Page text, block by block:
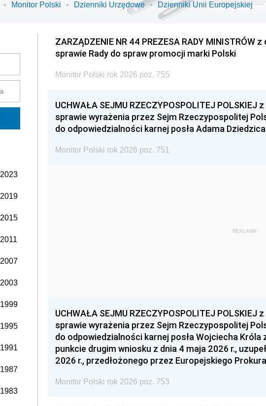
Monitor Polski Dzienniki Urzędowe Dzienniki Unii Europejskiej
2023
2019
2015
2011
2007
2003
1999
1995
1991
1987
1983
ZARZĄDZENIE NR 44 PREZESA RADY MINISTRÓW
sprawie Rady do spraw promocji marki Polski
Monitor Polski rok 2026 poz. 755
UCHWAŁA SEJMU RZECZYPOSPOLITEJ POLSKIEJ
sprawie wyrażenia przez Sejm Rzeczypospolitej
do odpowiedzialności karnej posła Adama Dziedzica
Monitor Polski rok 2026 poz. 751
REKLAMA
UCHWAŁA SEJMU RZECZYPOSPOLITEJ POLSKIEJ
sprawie wyrażenia przez Sejm Rzeczypospolitej
do odpowiedzialności karnej posła Wojciecha Króla
punkcie drugim wniosku z dnia 4 maja 2026 r.,
2026 r., przedłożonego przez Europejskiego
Monitor Polski rok 2026 poz. 753